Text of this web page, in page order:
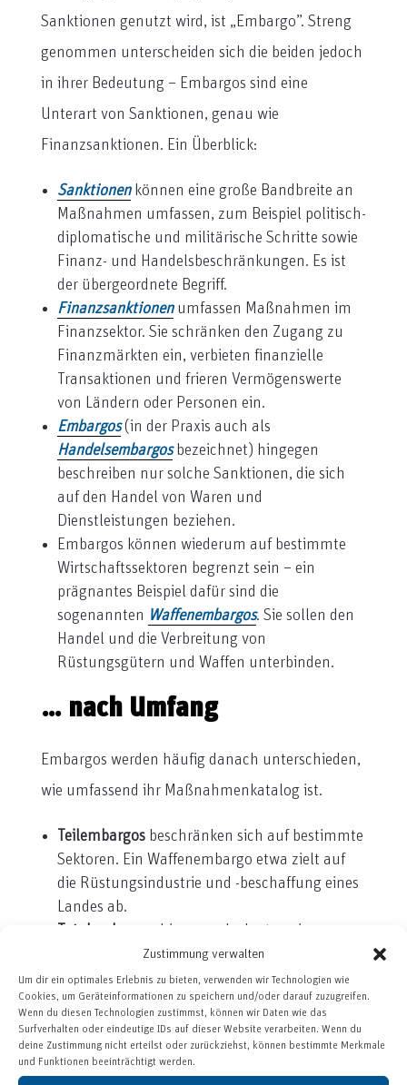
Zustimmung verwalten
Um dir ein optimales Erlebnis zu bieten, verwenden wir Technologien wie
Cookies, um Geräteinformationen zu speichern und/oder darauf zuzugreifen.
Wenn du diesen Technologien zustimmst, können wir Daten wie das
Surfverhalten oder eindeutige IDs auf dieser Website verarbeiten. Wenn du
deine Zustimmung nicht erteilst oder zurückziehst, können bestimmte Merkmale
und Funktionen beeinträchtigt werden.
Sanktionen genutzt wird, ist „Embargo”. Streng
genommen unterscheiden sich die beiden jedoch
in ihrer Bedeutung – Embargos sind eine
Unterart von Sanktionen, genau wie
Finanzsanktionen. Ein Überblick:
Sanktionenkönnen eine große Bandbreite an
Maßnahmen umfassen, zum Beispiel politisch-
diplomatische und militärische Schritte sowie
Finanz- und Handelsbeschränkungen. Es ist
der übergeordnete Begriff.
Finanzsanktionenumfassen Maßnahmen im
Finanzsektor. Sie schränken den Zugang zu
Finanzmärkten ein, verbieten finanzielle
Transaktionen und frieren Vermögenswerte
von Ländern oder Personen ein.
Embargos(in der Praxis auch als
Handelsembargosbezeichnet) hingegen
beschreiben nur solche Sanktionen, die sich
auf den Handel von Waren und
Dienstleistungen beziehen.
Embargos können wiederum auf bestimmte
Wirtschaftssektoren begrenzt sein – ein
prägnantes Beispiel dafür sind die
sogenannten Waffenembargos. Sie sollen den
Handel und die Verbreitung von
Rüstungsgütern und Waffen unterbinden.
… nach Umfang
Embargos werden häufig danach unterschieden,
wie umfassend ihr Maßnahmenkatalog ist.
Teilembargosbeschränken sich auf bestimmte
Sektoren. Ein Waffenembargo etwa zielt auf
die Rüstungsindustrie und -beschaffung eines
Landes ab.
Totalembargos
hingegen bedeuten einen
kompletten Shut-Down des bi- oder
multilateralen Handels. Alle
Wirtschaftsbeziehungen werden verboten.
Gut zu wissen:In der Praxis sind Totalembargos
sehr selten – die meisten Handelssanktionen sind